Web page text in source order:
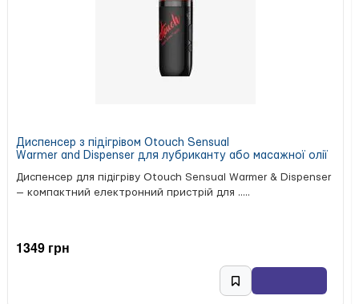
Не залишає жирних слідів на шкірі
Склад повністю на натуральній основі
Залишає на тілі легкий аромат і відчуття свіжості
Косметика: крем на маслянистій основі
Аромат: малина
Країна виробництва: Канада
Бренд: Shunga (Канада)
Підходить для нанесення на тіло, забезпечуючи
Диспенсер з підігрівом Otouch Sensual
Warmer and Dispenser для лубриканту або масажної олії
Диспенсер для підігріву Otouch Sensual Warmer & Dispenser
— компактний електронний пристрій для .....
1349 грн